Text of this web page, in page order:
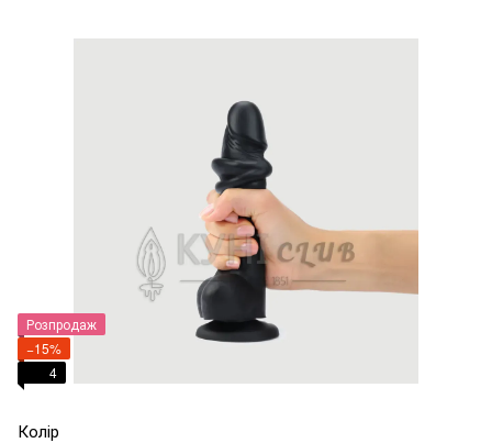
Розпродаж
−15%
4
Колір